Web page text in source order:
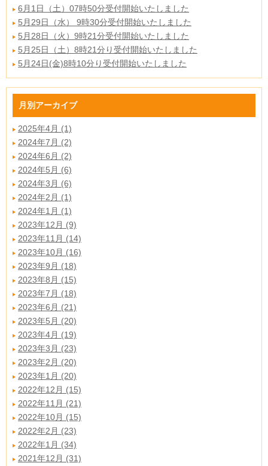
6月1日（土）07時50分受付開始いたしました
5月29日（水） 9時30分受付開始いたしました
5月28日（火）9時21分受付開始いたしました
5月25日（土）8時21分り受付開始いたしました
5月24日(金)8時10分り受付開始いたしました
月別アーカイブ
2025年4月 (1)
2024年7月 (2)
2024年6月 (2)
2024年5月 (6)
2024年3月 (6)
2024年2月 (1)
2024年1月 (1)
2023年12月 (9)
2023年11月 (14)
2023年10月 (16)
2023年9月 (18)
2023年8月 (15)
2023年7月 (18)
2023年6月 (21)
2023年5月 (20)
2023年4月 (19)
2023年3月 (23)
2023年2月 (20)
2023年1月 (20)
2022年12月 (15)
2022年11月 (21)
2022年10月 (15)
2022年2月 (23)
2022年1月 (34)
2021年12月 (31)